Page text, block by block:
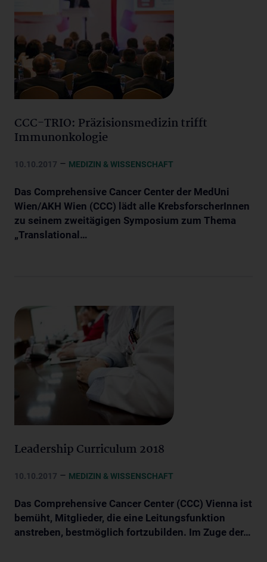
CCC-TRIO: Präzisionsmedizin trifft
Immunonkologie
10.10.2017 – MEDIZIN & WISSENSCHAFT
Das Comprehensive Cancer Center der MedUni
Wien/AKH Wien (CCC) lädt alle KrebsforscherInnen
zu seinem zweitägigen Symposium zum Thema
„Translational…
Leadership Curriculum 2018
10.10.2017 – MEDIZIN & WISSENSCHAFT
Das Comprehensive Cancer Center (CCC) Vienna ist
bemüht, Mitglieder, die eine Leitungsfunktion
anstreben, bestmöglich fortzubilden. Im Zuge der…